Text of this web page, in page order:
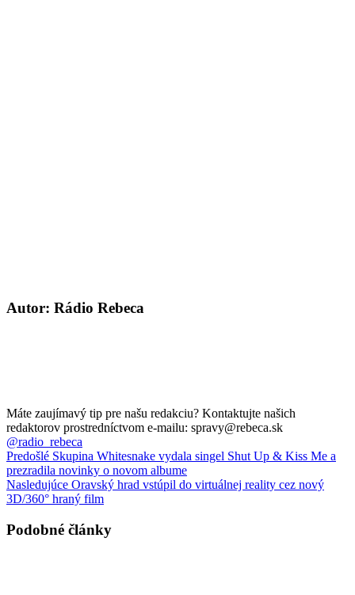
Autor: Rádio Rebeca
Máte zaujímavý tip pre našu redakciu? Kontaktujte našich
redaktorov prostredníctvom e-mailu: spravy@rebeca.sk
@radio_rebeca
Predošlé Skupina Whitesnake vydala singel Shut Up & Kiss Me a
prezradila novinky o novom albume
Nasledujúce Oravský hrad vstúpil do virtuálnej reality cez nový
3D/360° hraný film
Podobné články